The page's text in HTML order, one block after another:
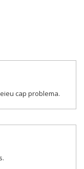
cap problema.